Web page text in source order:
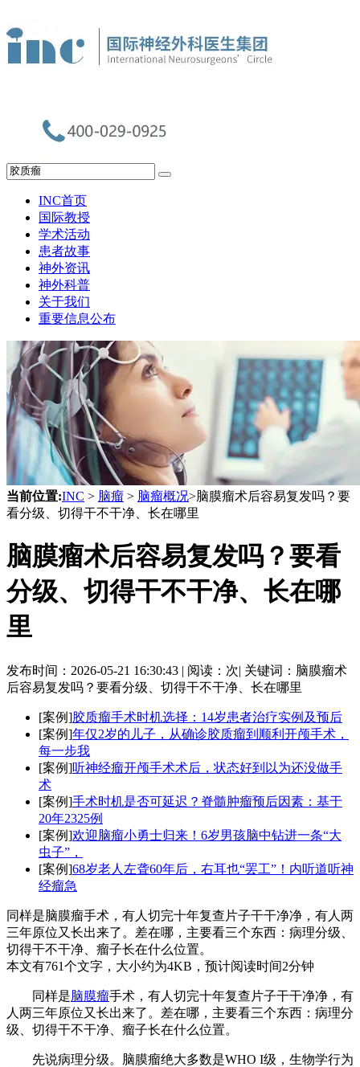
INC首页
国际教授
学术活动
患者故事
神外资讯
神外科普
关于我们
重要信息公布
当前位置:INC > 脑瘤 > 脑瘤概况>脑膜瘤术后容易复发吗？要
看分级、切得干不干净、长在哪里
脑膜瘤术后容易复发吗？要看
分级、切得干不干净、长在哪
里
发布时间： 2026-05-21 16:30:43 | 阅读： 次| 关键词：脑膜瘤术
后容易复发吗？要看分级、切得干不干净、长在哪里
[案例]胶质瘤手术时机选择：14岁患者治疗实例及预后
[案例]年仅2岁的儿子，从确诊胶质瘤到顺利开颅手术，
每一步我
[案例]听神经瘤开颅手术术后，状态好到以为还没做手
术
[案例]手术时机是否可延迟？脊髓肿瘤预后因素：基于
20年2325例
[案例]欢迎脑瘤小勇士归来！6岁男孩脑中钻进一条“大
虫子”，
[案例]68岁老人左聋60年后，右耳也“罢工”！内听道听神
经瘤急
同样是脑膜瘤手术，有人切完十年复查片子干干净净，有人两
三年原位又长出来了。差在哪，主要看三个东西：病理分级、
切得干不干净、瘤子长在什么位置。
本文有761个文字，大小约为4KB，预计阅读时间2分钟
同样是脑膜瘤手术，有人切完十年复查片子干干净净，有
人两三年原位又长出来了。差在哪，主要看三个东西：病理分
级、切得干不干净、瘤子长在什么位置。
先说病理分级。脑膜瘤绝大多数是WHO I级，生物学行为